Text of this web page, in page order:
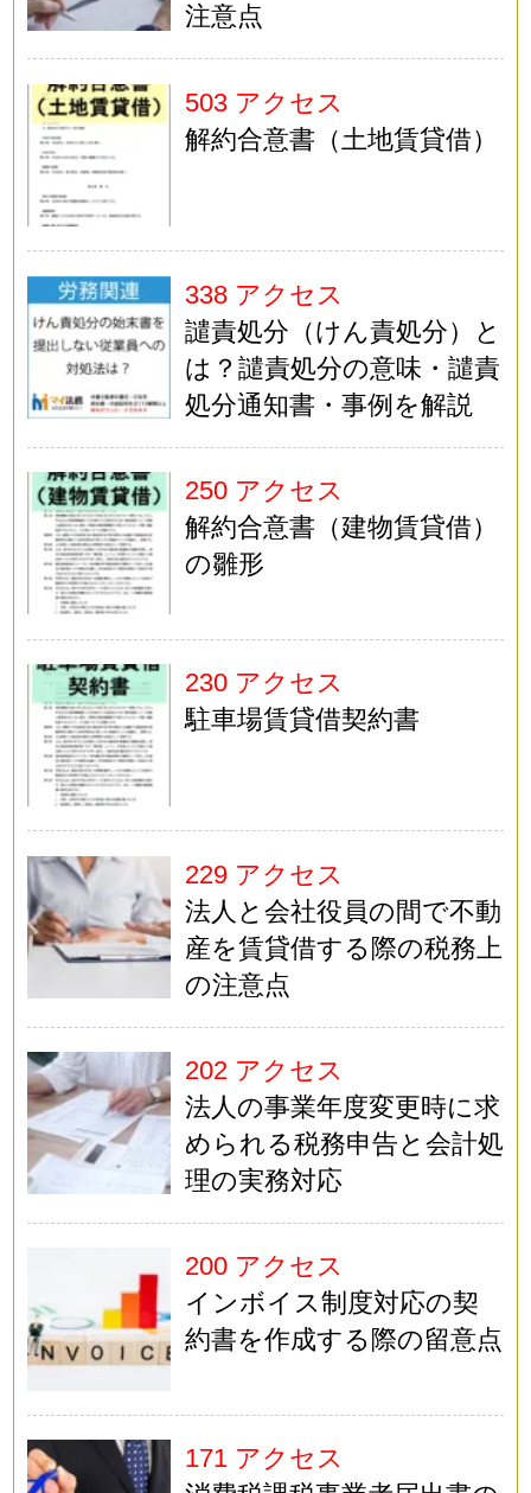
注意点
503 アクセス
解約合意書（土地賃貸借）
338 アクセス
譴責処分（けん責処分）と
は？譴責処分の意味・譴責
処分通知書・事例を解説
250 アクセス
解約合意書（建物賃貸借）
の雛形
230 アクセス
駐車場賃貸借契約書
229 アクセス
法人と会社役員の間で不動
産を賃貸借する際の税務上
の注意点
202 アクセス
法人の事業年度変更時に求
められる税務申告と会計処
理の実務対応
200 アクセス
インボイス制度対応の契
約書を作成する際の留意点
171 アクセス